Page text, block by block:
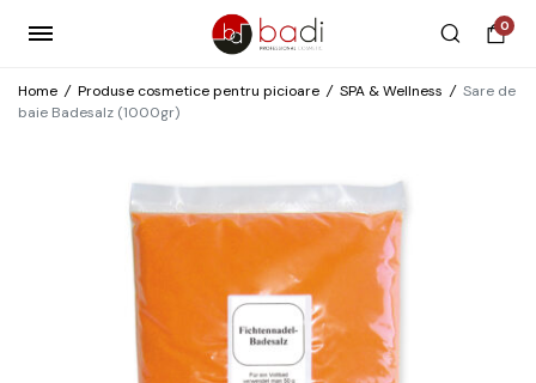
0
Home / Produse cosmetice pentru picioare / SPA & Wellness / Sare de
baie Badesalz (1000gr)